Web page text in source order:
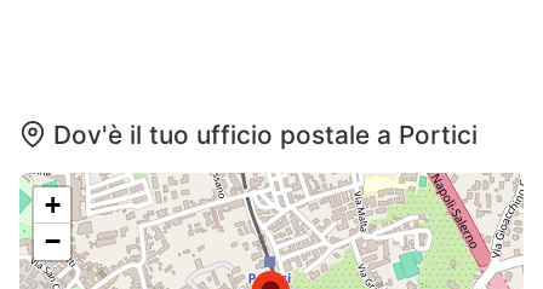
Dov'è il tuo ufficio postale a Portici
+
−